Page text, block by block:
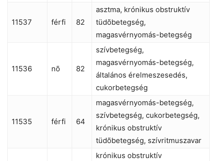
11537 férfi 82
asztma, krónikus obstruktív
tüdõbetegség,
magasvérnyomás-betegség
11536 nõ 82
szívbetegség,
magasvérnyomás-betegség,
általános érelmeszesedés,
cukorbetegség
11535 férfi 64
magasvérnyomás-betegség,
szívbetegség, cukorbetegség,
krónikus obstruktív
tüdõbetegség, szívritmuszavar
krónikus obstruktív